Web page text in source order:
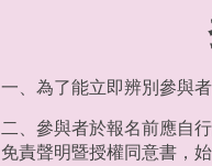
一、為了能立即辨別參與
二、參與者於報名前應自
免責聲明暨授權同意書，始